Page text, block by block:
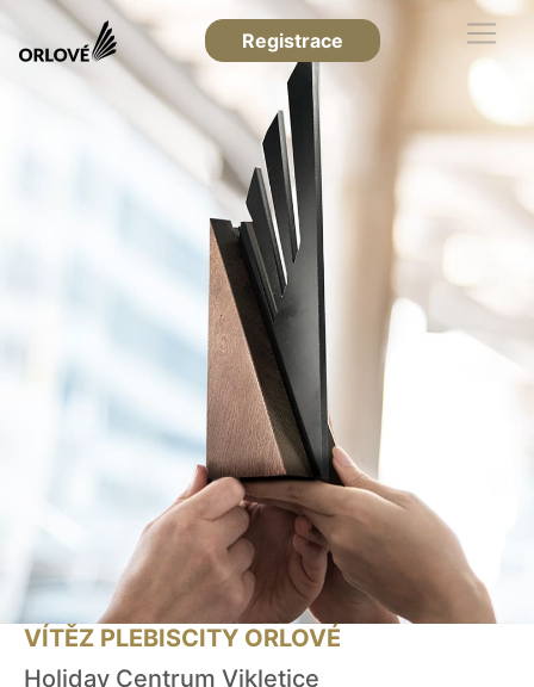
Registrace
VÍTĚZ PLEBISCITY ORLOVÉ
Holiday Centrum Vikletice